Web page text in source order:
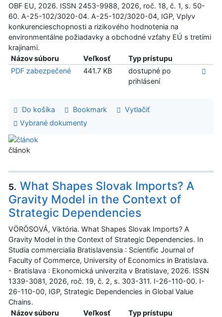
OBF EU, 2026. ISSN 2453-9988, 2026, roč. 18, č. 1, s. 50-
60. A-25-102/3020-04. A-25-102/3020-04, IGP, Vplyv
konkurencieschopnosti a rizikového hodnotenia na
environmentálne požiadavky a obchodné vzťahy EÚ s tretími
krajinami.
Názov súboru
Veľkosť
Typ prístupu
PDF zabezpečené
441.7 KB
dostupné po
prihlásení
Do košíka Bookmark
Vytlačiť
Vybrané dokumenty
článok
5. What Shapes Slovak Imports? A
Gravity Model in the Context of
Strategic Dependencies
VÖRÖSOVÁ, Viktória. What Shapes Slovak Imports? A
Gravity Model in the Context of Strategic Dependencies. In
Studia commercialia Bratislavensia : Scientific Journal of
Faculty of Commerce, University of Economics in Bratislava.
- Bratislava : Ekonomická univerzita v Bratislave, 2026. ISSN
1339-3081, 2026, roč. 19, č. 2, s. 303-311. I-26-110-00. I-
26-110-00, IGP, Strategic Dependencies in Global Value
Chains.
Názov súboru
Veľkosť Typ prístupu